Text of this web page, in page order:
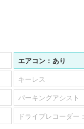
エアコン： あり
キーレス
パーキングアシスト
ドライブレコーダー：